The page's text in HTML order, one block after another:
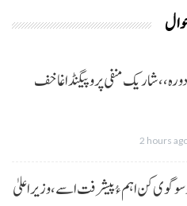
دورہ،، شاریک منفی پروپیگنڈا غا خف
2 hours
سوگوی کن اہم ءُ پیشرفت اسے،وزیراعلیٰ